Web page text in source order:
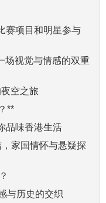
赛项目和明星参与
视觉与情感的双重
空之旅
**
品味香港生活
家国情怀与悬疑探
与历史的交织